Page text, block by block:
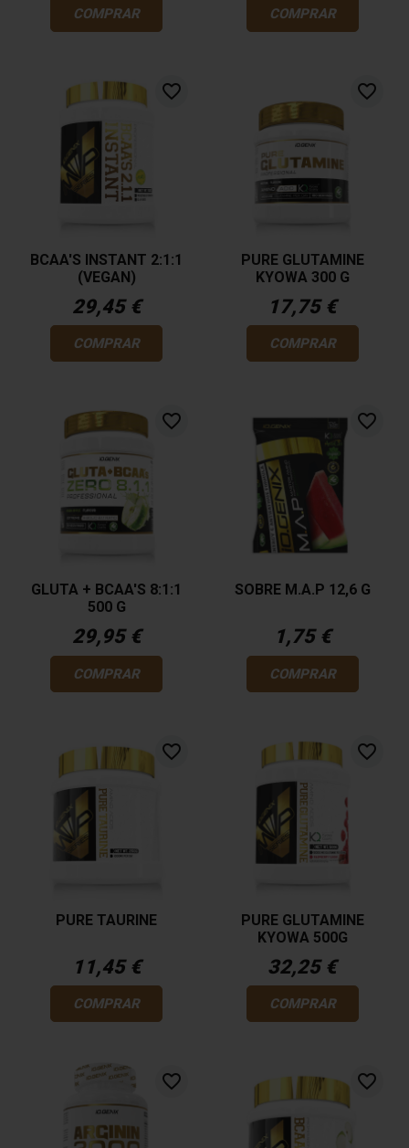
COMPRAR COMPRAR
favorite_border
BCAA'S INSTANT 2:1:1
(VEGAN)
29,45 €
COMPRAR
favorite_border
PURE GLUTAMINE
KYOWA 300 G
17,75 €
COMPRAR
favorite_border
GLUTA + BCAA'S 8:1:1
500 G
29,95 €
COMPRAR
favorite_border
SOBRE M.A.P 12,6 G
1,75 €
COMPRAR
favorite_border
PURE TAURINE
11,45 €
COMPRAR
favorite_border
PURE GLUTAMINE
KYOWA 500G
32,25 €
COMPRAR
favorite_border favorite_border